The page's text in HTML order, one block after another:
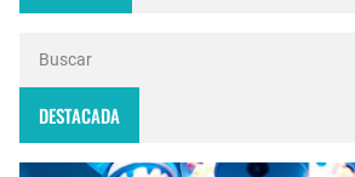
DESTACADA